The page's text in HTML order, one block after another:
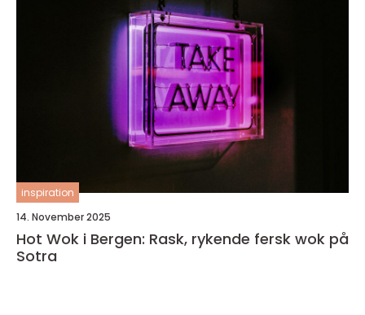
inspiration
14. November 2025
Hot Wok i Bergen: Rask, rykende fersk wok på
Sotra